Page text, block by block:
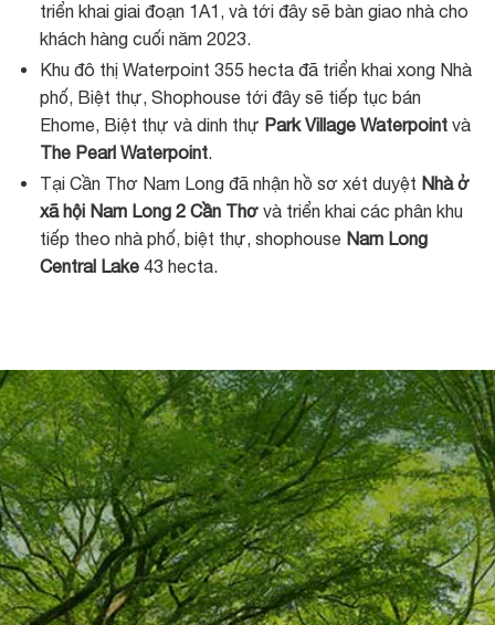
triển khai giai đoạn 1A1, và tới đây sẽ bàn giao nhà cho
khách hàng cuối năm 2023.
Khu đô thị Waterpoint 355 hecta đã triển khai xong Nhà
phố, Biệt thự, Shophouse tới đây sẽ tiếp tục bán
Ehome, Biệt thự và dinh thự Park Village Waterpointvà
The Pearl Waterpoint.
Tại Cần Thơ Nam Long đã nhận hồ sơ xét duyệt Nhà ở
xã hội Nam Long 2 Cần Thơvà triển khai các phân khu
tiếp theo nhà phố, biệt thự, shophouse Nam Long
Central Lake43 hecta.